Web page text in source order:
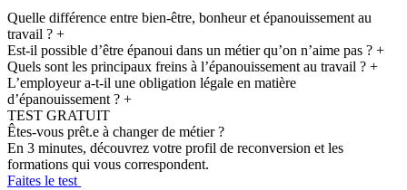
Quelle différence entre bien-être, bonheur et épanouissement au
travail ? +
Est-il possible d’être épanoui dans un métier qu’on n’aime pas ? +
Quels sont les principaux freins à l’épanouissement au travail ? +
L’employeur a-t-il une obligation légale en matière
d’épanouissement ? +
TEST GRATUIT
Êtes-vous prêt.e à changer de métier ?
En 3 minutes, découvrez votre profil de reconversion et les
formations qui vous correspondent.
Faites le test